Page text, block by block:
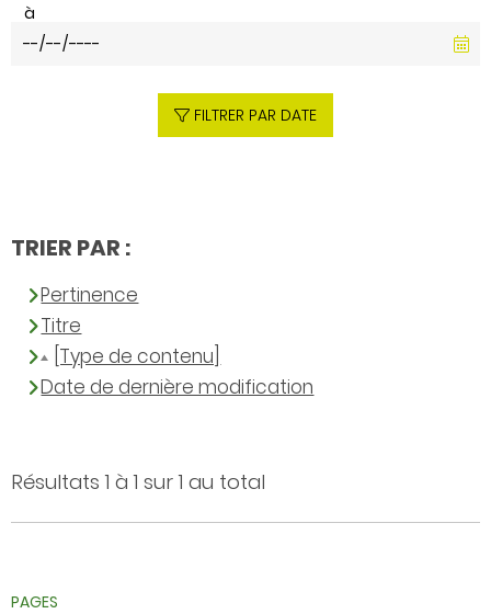
Résultats 1 à 1 sur 1 au total
PAGES
à
FILTRER PAR DATE
TRIER PAR :
Pertinence
Titre
[Type de contenu]
Date de dernière modification